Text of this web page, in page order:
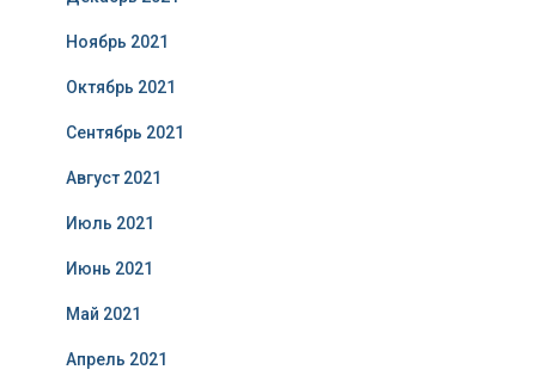
Ноябрь 2021
Октябрь 2021
Сентябрь 2021
Август 2021
Июль 2021
Июнь 2021
Май 2021
Апрель 2021